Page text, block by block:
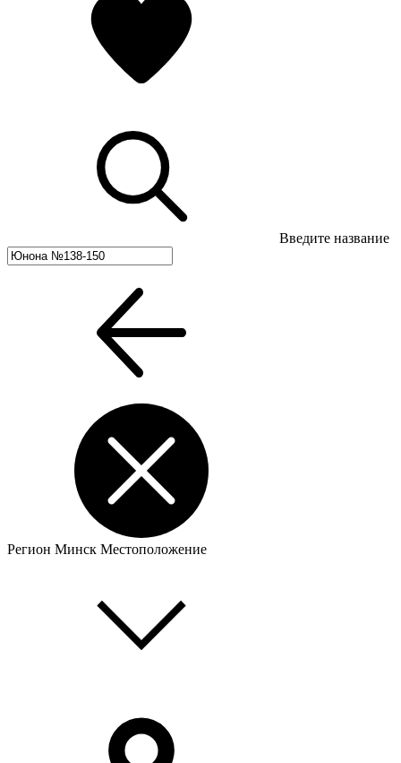
Введите название
Регион Минск Местоположение